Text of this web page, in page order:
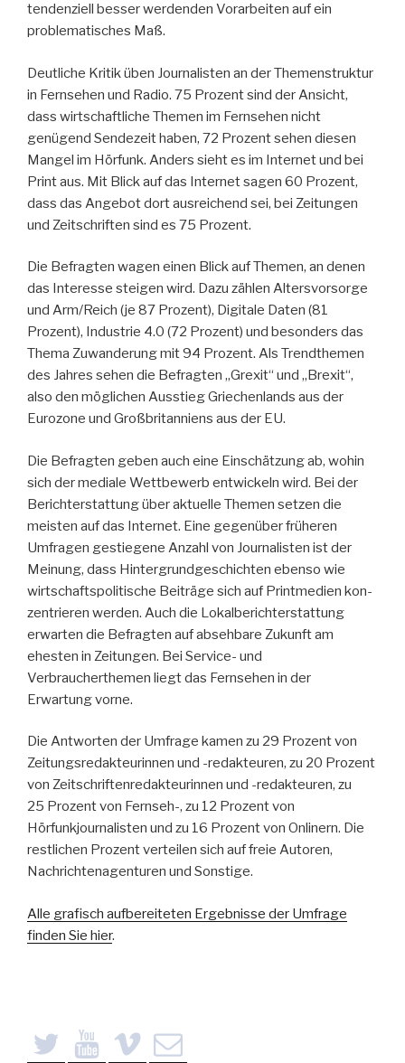
tendenziell besser werdenden Vorarbeiten auf ein
problematisches Maß.
Deutliche Kritik üben Journalisten an der Themenstruktur
in Fernsehen und Radio. 75 Prozent sind der Ansicht,
dass wirtschaftliche Themen im Fernsehen nicht
genügend Sendezeit haben, 72 Prozent sehen diesen
Mangel im Hörfunk. Anders sieht es im Internet und bei
Print aus. Mit Blick auf das Internet sagen 60 Prozent,
dass das Angebot dort ausreichend sei, bei Zeitungen
und Zeitschriften sind es 75 Prozent.
Die Befragten wagen einen Blick auf Themen, an denen
das Interesse steigen wird. Dazu zählen Altersvorsorge
und Arm/Reich (je 87 Prozent), Digitale Daten (81
Prozent), Industrie 4.0 (72 Prozent) und besonders das
Thema Zuwanderung mit 94 Prozent. Als Trendthemen
des Jahres sehen die Befragten „Grexit“ und „Brexit“,
also den möglichen Ausstieg Griechenlands aus der
Eurozone und Großbritanniens aus der EU.
Die Befragten geben auch eine Einschätzung ab, wohin
sich der mediale Wettbewerb entwickeln wird. Bei der
Berichterstattung über aktuelle Themen setzen die
meisten auf das Internet. Eine gegenüber früheren
Umfragen gestiegene Anzahl von Journalisten ist der
Meinung, dass Hintergrundgeschichten ebenso wie
wirtschaftspolitische Beiträge sich auf Printmedien kon­
zentrieren werden. Auch die Lokalberichterstattung
erwarten die Befragten auf absehbare Zukunft am
ehesten in Zeitungen. Bei Service- und
Verbraucherthemen liegt das Fernsehen in der
Erwartung vorne.
Die Antworten der Umfrage kamen zu 29 Prozent von
Zeitungsredakteurinnen und -redakteuren, zu 20 Prozent
von Zeitschriftenredakteurinnen und -redakteuren, zu
25 Prozent von Fernseh-, zu 12 Prozent von
Hörfunkjournalisten und zu 16 Prozent von Onlinern. Die
restlichen Prozent verteilen sich auf freie Autoren,
Nachrichtenagenturen und Sonstige.
Alle grafisch aufbereiteten Ergebnisse der Umfrage
finden Sie hier.